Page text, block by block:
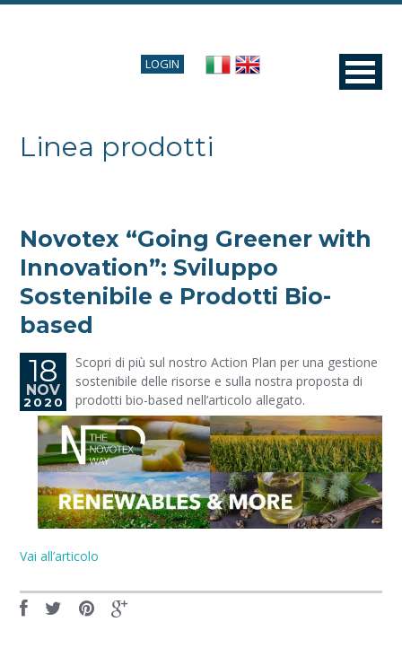
LOGIN
Linea prodotti
Novotex “Going Greener with
Innovation”: Sviluppo
Sostenibile e Prodotti Bio-
based
18
NOV
2020
Scopri di più sul nostro Action Plan per una gestione
sostenibile delle risorse e sulla nostra proposta di
prodotti bio-based nell’articolo allegato.
Vai all’articolo